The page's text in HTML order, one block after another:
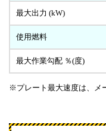
最大出力 (kW)
使用燃料
最大作業勾配 ％(度)
※プレート最大速度は、メ